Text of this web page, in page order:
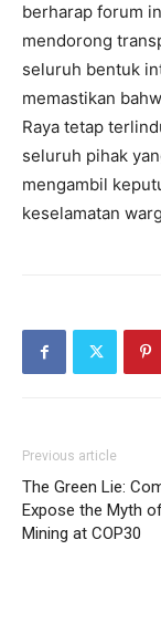
berharap forum
mendorong
seluruh bentuk
memastikan
Raya tetap
seluruh pihak
mengambil
keselamatan
Previous article
The Green Lie:
Expose the Myth of
Mining at COP30